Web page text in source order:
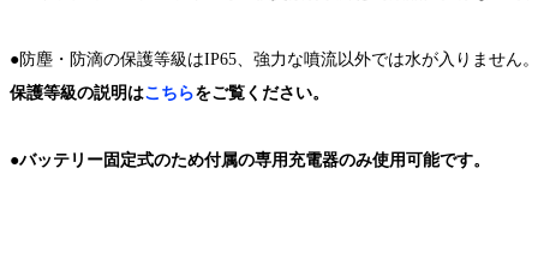
●防塵・防滴の保護等級はIP65、強力な噴流以外では水が入りません。
保護等級の説明はこちらをご覧ください。
●バッテリー固定式のため付属の専用充電器のみ使用可能です。